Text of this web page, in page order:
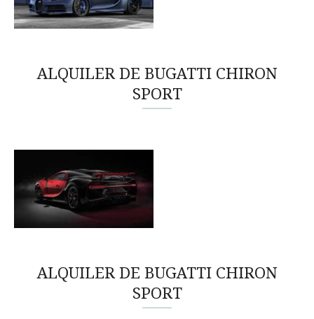
ALQUILER DE BUGATTI CHIRON
SPORT
ALQUILER DE BUGATTI CHIRON
SPORT